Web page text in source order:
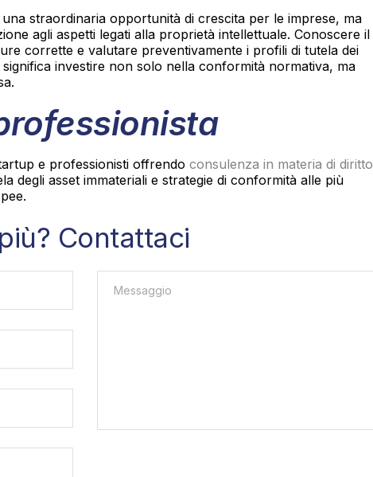
straordinaria opportunità di crescita per le imprese, ma
agli aspetti legati alla proprietà intellettuale. Conoscere il
corrette e valutare preventivamente i profili di tutela dei
investire non solo nella conformità normativa, ma
e professionisti offrendo consulenza in materia di diritto
degli asset immateriali e strategie di conformità alle più
Contattaci